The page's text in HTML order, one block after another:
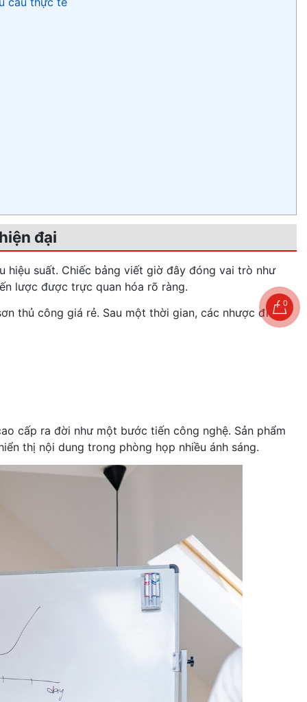
đại
hiệu suất. Chiếc bảng viết giờ đây đóng vai trò như
lược được trực quan hóa rõ ràng.
thủ công giá rẻ. Sau một thời gian, các nhược điểm
cấp ra đời như một bước tiến công nghệ. Sản phẩm
thị nội dung trong phòng họp nhiều ánh sáng.
0